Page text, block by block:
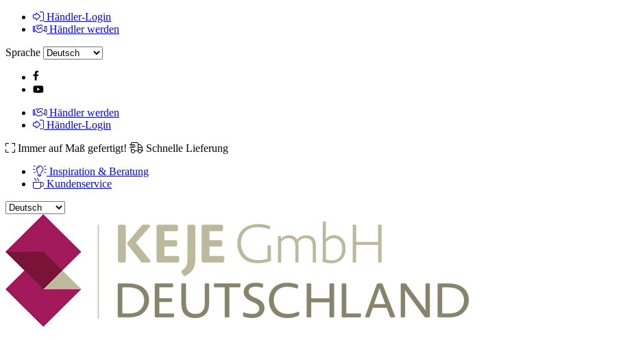
Händler-Login
Händler werden
Sprache
Händler werden
Händler-Login
Immer auf Maß gefertigt!
Schnelle Lieferung
Inspiration & Beratung
Kundenservice